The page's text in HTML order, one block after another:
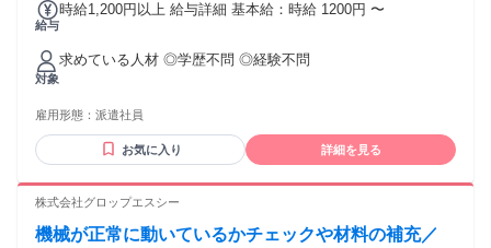
給与
時給1,200円以上 給与詳細 基本給：時給 1200円 〜
対象
求めている人材 ◎学歴不問 ◎経験不問
雇用形態： 派遣社員
お気に入り 詳細を見る
株式会社グロップエスシー
機械が正常に動いているかチェックや材料の補充／